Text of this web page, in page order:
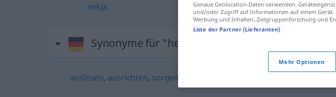
vekja
Synonyme für "hervorrufen"
auslösen, ausrichten, sorgen (für)
Genaue Geolocation-Daten verwenden.
und/oder Zugriff auf Informationen auf einem
Werbung und Inhalten, Zielgruppenforschung und
Liste der Partner (Lieferanten)
Mehr Optionen